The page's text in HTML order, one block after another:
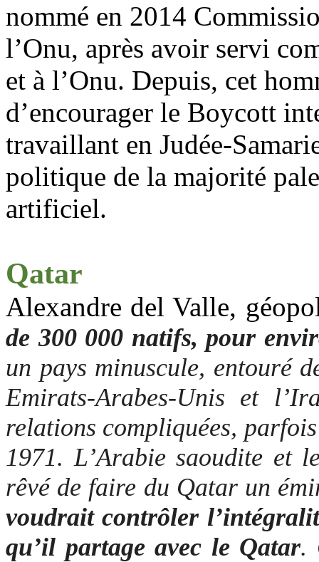
nommé en 2014
l’Onu, après avoir servi
et à l’Onu. Depuis, cet
d’encourager le Boycott
travaillant en Judée-
politique de la majorité
artificiel.
Qatar
Alexandre del Valle,
de 300 000 natifs, pour
un pays minuscule, entouré
Emirats-Arabes-Unis et
relations compliquées,
1971. L’Arabie saoudite et
rêvé de faire du Qatar un
voudrait contrôler
qu’il partage avec le Qatar.